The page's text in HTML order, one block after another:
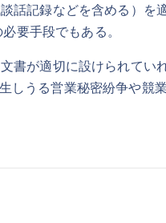
話記録などを含める）を
要手段でもある。
が適切に設けられてい
しうる営業秘密紛争や競